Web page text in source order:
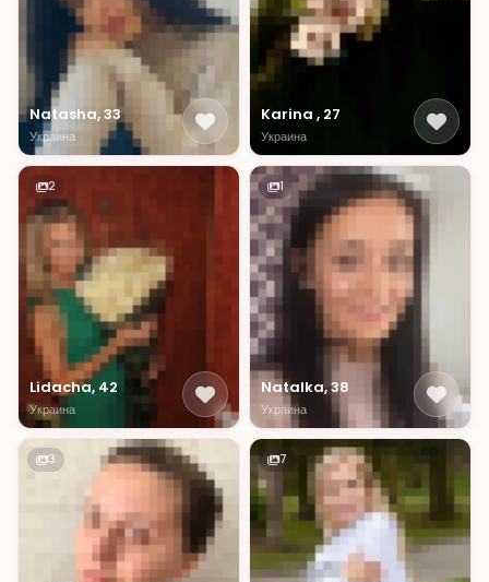
Natasha, 33
Украина
Karina , 27
Украина
2
Lidacha, 42
Украина
1
Natalka, 38
Украина
3 7